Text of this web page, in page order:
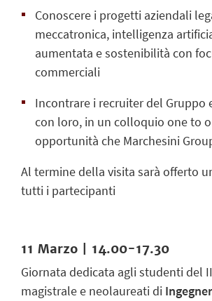
Conoscere i progetti aziendali
meccatronica, intelligenza
aumentata e sostenibilità con
commerciali
Incontrare i recruiter del Gruppo
con loro, in un colloquio one to
opportunità che Marchesini
Al termine della visita sarà offerto
tutti i partecipanti
11 Marzo | 14.00-17.30
Giornata dedicata agli studenti del
magistrale e neolaureati di